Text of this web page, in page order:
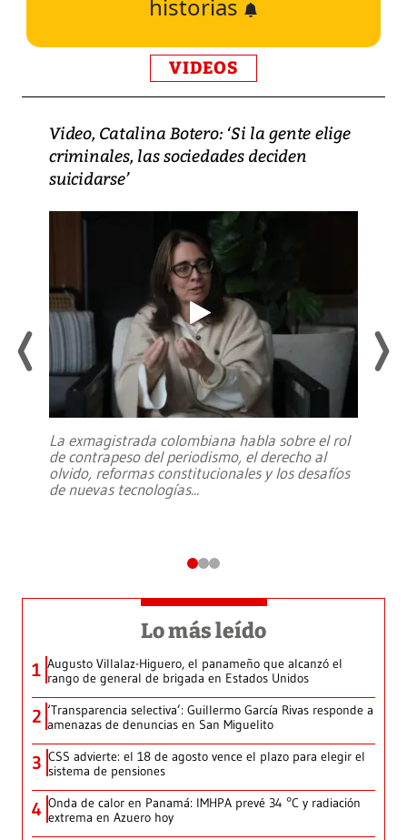
historias
VIDEOS
Video, Catalina Botero: ‘Si la gente elige
criminales, las sociedades deciden
suicidarse’
La exmagistrada colombiana habla sobre el rol
de contrapeso del periodismo, el derecho al
olvido, reformas constitucionales y los desafíos
de nuevas tecnologías...
Lo más leído
1 Augusto Villalaz-Higuero, el panameño que alcanzó el
rango de general de brigada en Estados Unidos
2 ‘Transparencia selectiva’: Guillermo García Rivas responde a
amenazas de denuncias en San Miguelito
3 CSS advierte: el 18 de agosto vence el plazo para elegir el
sistema de pensiones
4 Onda de calor en Panamá: IMHPA prevé 34 °C y radiación
extrema en Azuero hoy